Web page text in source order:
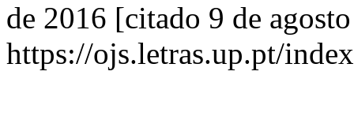
de 2016 [citado 9 de
https://ojs.letras.up.pt/